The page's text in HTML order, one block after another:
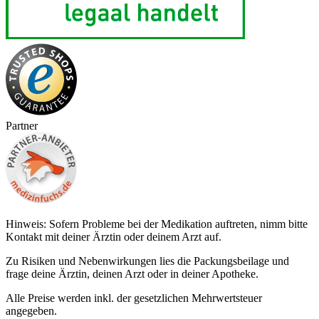
Partner
Hinweis: Sofern Probleme bei der Medikation auftreten, nimm bitte
Kontakt mit deiner Ärztin oder deinem Arzt auf.
Zu Risiken und Nebenwirkungen lies die Packungsbeilage und
frage deine Ärztin, deinen Arzt oder in deiner Apotheke.
Alle Preise werden inkl. der gesetzlichen Mehrwertsteuer
angegeben.